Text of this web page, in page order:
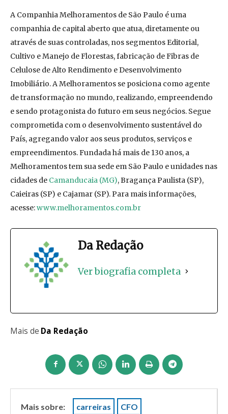
A Companhia Melhoramentos de São Paulo é uma
companhia de capital aberto que atua, diretamente ou
através de suas controladas, nos segmentos Editorial,
Cultivo e Manejo de Florestas, fabricação de Fibras de
Celulose de Alto Rendimento e Desenvolvimento
Imobiliário. A Melhoramentos se posiciona como agente
de transformação no mundo, realizando, empreendendo
e sendo protagonista do futuro em seus negócios. Segue
comprometida com o desenvolvimento sustentável do
País, agregando valor aos seus produtos, serviços e
empreendimentos. Fundada há mais de 130 anos, a
Melhoramentos tem sua sede em São Paulo e unidades nas
cidades de Camanducaia (MG), Bragança Paulista (SP),
Caieiras (SP) e Cajamar (SP). Para mais informações,
acesse:www.melhoramentos.com.br
Da Redação
Ver biografia completa
Mais de Da Redação
Mais sobre: carreiras CFO